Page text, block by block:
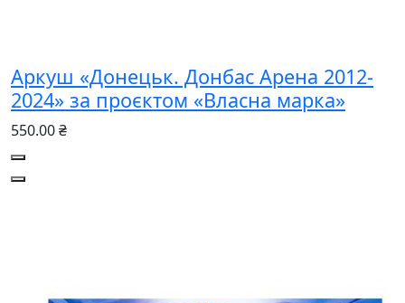
Аркуш «Донецьк. Донбас Арена 2012-
2024» за проєктом «Власна марка»
550.00 ₴